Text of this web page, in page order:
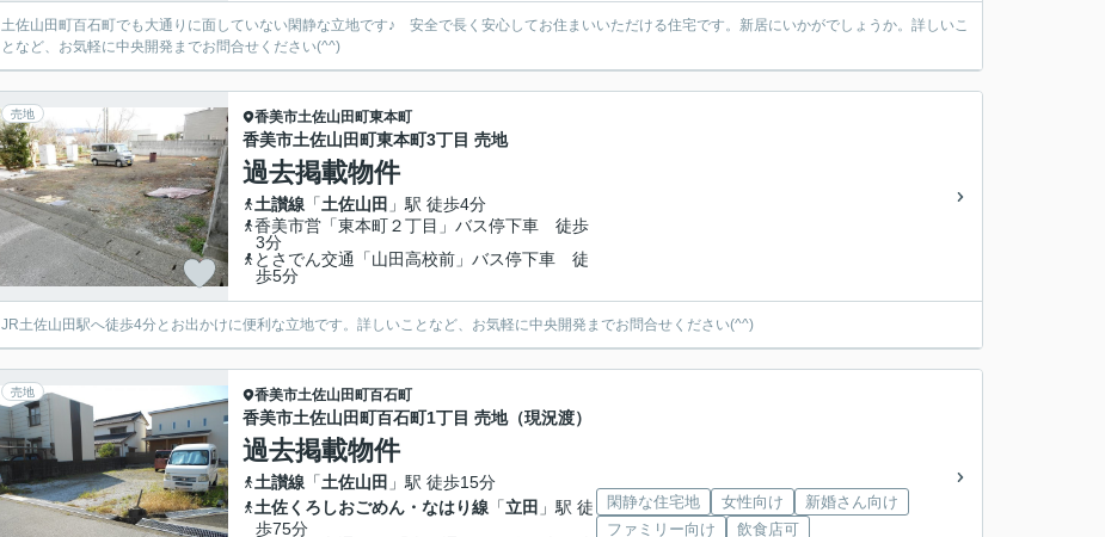
土佐山田町百石町でも大通りに面していない閑静な立地です♪ 安全で長く安心してお住まいいただける住宅です。新居にいかがでしょうか。詳しいこ
となど、お気軽に中央開発までお問合せください(^^)
売地 香美市土佐山田町東本町
香美市土佐山田町東本町3丁目 売地
過去掲載物件
土讃線 「土佐山田 」駅 徒歩4分
香美市営「東本町２丁目」バス停下車 徒歩
3分
とさでん交通「山田高校前」バス停下車 徒
歩5分
JR土佐山田駅へ徒歩4分とお出かけに便利な立地です。詳しいことなど、お気軽に中央開発までお問合せください(^^)
売地 香美市土佐山田町百石町
香美市土佐山田町百石町1丁目 売地（現況渡）
過去掲載物件
土讃線 「土佐山田 」駅 徒歩15分
土佐くろしおごめん・なはり線 「立田 」駅 徒
歩75分
閑静な住宅地 女性向け
新婚さん向け
ファミリー向け
飲食店可